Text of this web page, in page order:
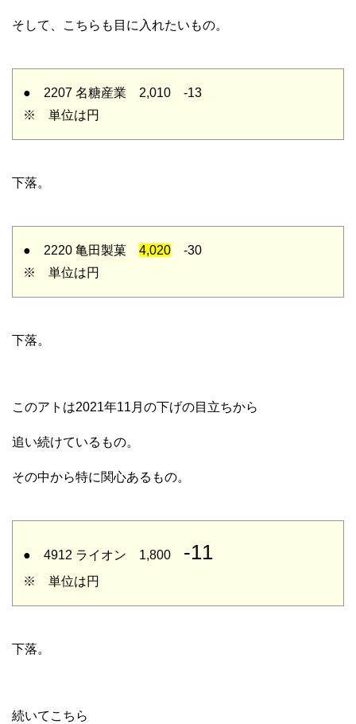
そして、こちらも目に入れたいもの。
● 2207 名糖産業 2,010 -13
※ 単位は円
下落。
● 2220 亀田製菓 4,020-30
※ 単位は円
下落。
このアトは2021年11月の下げの目立ちから
追い続けているもの。
その中から特に関心あるもの。
● 4912 ライオン 1,800 -11
※ 単位は円
下落。
続いてこちら